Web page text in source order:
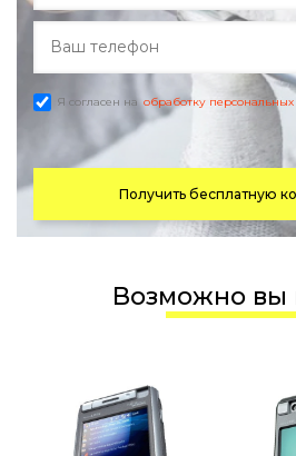
Я согласен на обработку
Получить бесплатную
Возможно вы